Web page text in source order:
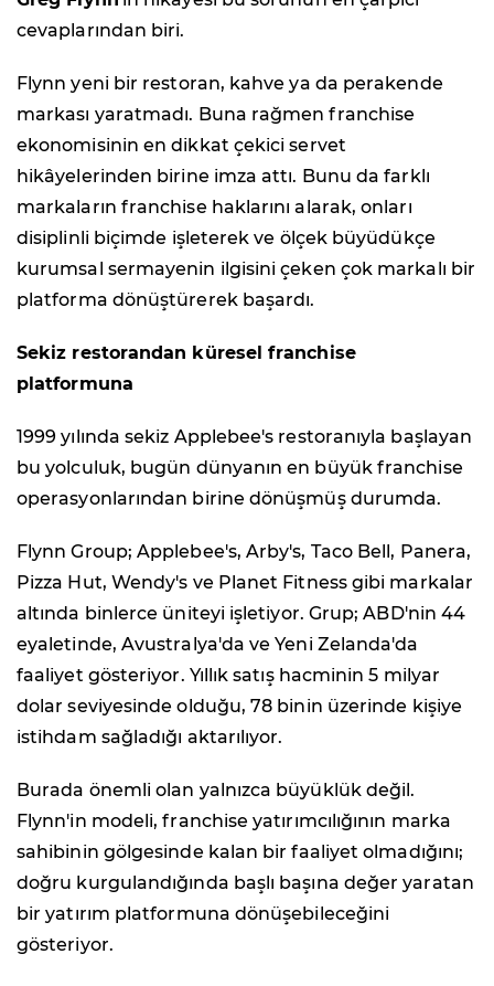
cevaplarından biri.
Flynn yeni bir restoran, kahve ya da perakende
markası yaratmadı. Buna rağmen franchise
ekonomisinin en dikkat çekici servet
hikâyelerinden birine imza attı. Bunu da farklı
markaların franchise haklarını alarak, onları
disiplinli biçimde işleterek ve ölçek büyüdükçe
kurumsal sermayenin ilgisini çeken çok markalı bir
platforma dönüştürerek başardı.
Sekiz restorandan küresel franchise
platformuna
1999 yılında sekiz Applebee's restoranıyla başlayan
bu yolculuk, bugün dünyanın en büyük franchise
operasyonlarından birine dönüşmüş durumda.
Flynn Group; Applebee's, Arby's, Taco Bell, Panera,
Pizza Hut, Wendy's ve Planet Fitness gibi markalar
altında binlerce üniteyi işletiyor. Grup; ABD'nin 44
eyaletinde, Avustralya'da ve Yeni Zelanda'da
faaliyet gösteriyor. Yıllık satış hacminin 5 milyar
dolar seviyesinde olduğu, 78 binin üzerinde kişiye
istihdam sağladığı aktarılıyor.
Burada önemli olan yalnızca büyüklük değil.
Flynn'in modeli, franchise yatırımcılığının marka
sahibinin gölgesinde kalan bir faaliyet olmadığını;
doğru kurgulandığında başlı başına değer yaratan
bir yatırım platformuna dönüşebileceğini
gösteriyor.